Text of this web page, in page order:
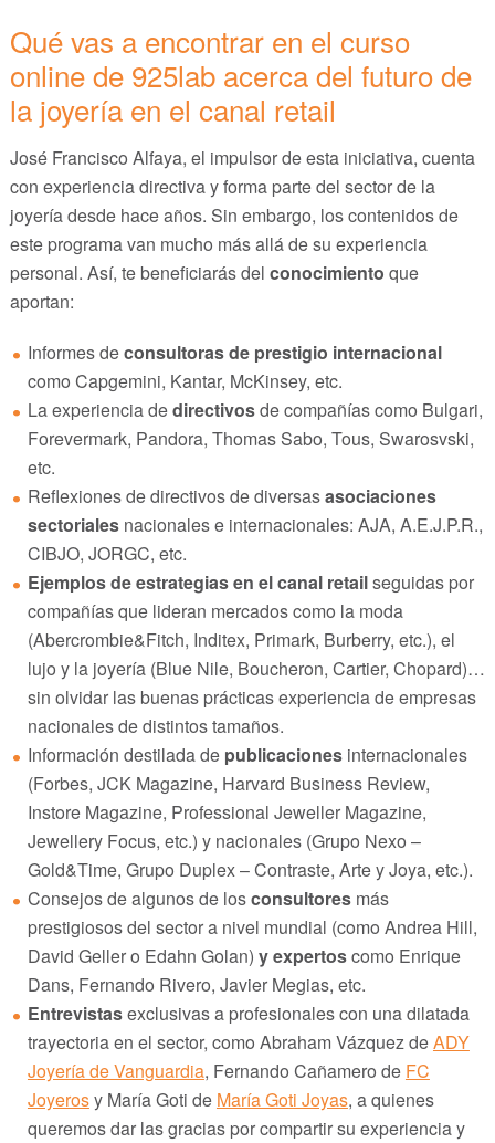
Qué vas a encontrar en el curso
online de 925lab acerca del futuro de
la joyería en el canal retail
José Francisco Alfaya, el impulsor de esta iniciativa, cuenta
con experiencia directiva y forma parte del sector de la
joyería desde hace años. Sin embargo, los contenidos de
este programa van mucho más allá de su experiencia
personal. Así, te beneficiarás del conocimiento que
aportan:
Informes deconsultoras de prestigio internacional
como Capgemini, Kantar, McKinsey, etc.
La experiencia dedirectivosde compañías como Bulgari,
Forevermark, Pandora, Thomas Sabo, Tous, Swarosvski,
etc.
Reflexiones de directivos de diversasasociaciones
sectorialesnacionales e internacionales: AJA, A.E.J.P.R.,
CIBJO, JORGC, etc.
Ejemplos de estrategias en el canal retailseguidas por
compañías que lideran mercados como la moda
(Abercrombie&Fitch, Inditex, Primark, Burberry, etc.), el
lujo y la joyería (Blue Nile, Boucheron, Cartier, Chopard)…
sin olvidar las buenas prácticas experiencia de empresas
nacionales de distintos tamaños.
Información destilada de publicacionesinternacionales
(Forbes, JCK Magazine, Harvard Business Review,
Instore Magazine, Professional Jeweller Magazine,
Jewellery Focus, etc.) y nacionales (Grupo Nexo –
Gold&Time, Grupo Duplex – Contraste, Arte y Joya, etc.).
Consejos de algunos de losconsultoresmás
prestigiosos del sector a nivel mundial (como Andrea Hill,
David Geller o Edahn Golan) y expertoscomo Enrique
Dans, Fernando Rivero, Javier Megias, etc.
Entrevistasexclusivas a profesionales con una dilatada
trayectoria en el sector, como Abraham Vázquez deADY
Joyería de Vanguardia, Fernando Cañamero de FC
Joyerosy María Goti de María Goti Joyas, a quienes
queremos dar las gracias por compartir su experiencia y